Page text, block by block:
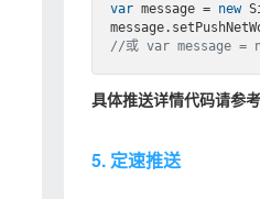
var message = new
//或 var message =
具体推送详情代码请参考
5. 定速推送